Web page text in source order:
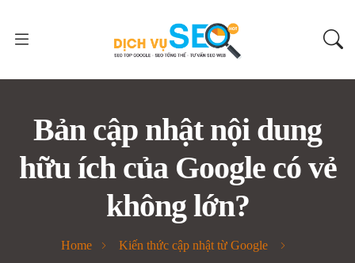
Bản cập nhật nội dung
hữu ích của Google có vẻ
không lớn?
Home
Kiến thức cập nhật từ Google